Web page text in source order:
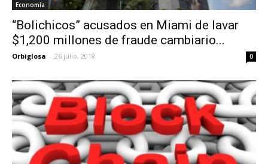
Economía
“Bolichicos” acusados en Miami de lavar
$1,200 millones de fraude cambiario...
Orbiglosa - 26 julio, 2018 0